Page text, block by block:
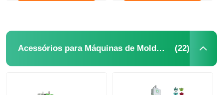
Acessórios para Máquinas de Moldagem por Injeção (22)